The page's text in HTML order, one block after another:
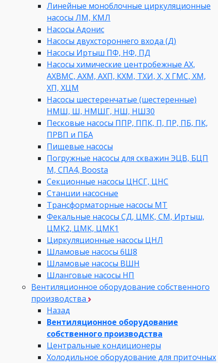
Линейные моноблочные циркуляционные
насосы ЛМ, КМЛ
Насосы Адонис
Насосы двухстороннего входа (Д)
Насосы Иртыш ПФ, НФ, ПД
Насосы химические центробежные АХ,
АХВМС, АХМ, АХП, КХМ, ТХИ, Х, Х ГМС, ХМ,
ХП, ХЦМ
Насосы шестеренчатые (шестеренные)
НМШ, Ш, НМШГ, НШ, НШ30
Песковые насосы ППР, ППК, П, ПР, ПБ, ПК,
ПРВП и ПБА
Пищевые насосы
Погружные насосы для скважин ЭЦВ, БЦП
М, СПА4, Boosta
Секционные насосы ЦНСГ, ЦНС
Станции насосные
Трансформаторные насосы МТ
Фекальные насосы СД, ЦМК, СМ, Иртыш,
ЦМК2, ЦМК, ЦМК1
Циркуляционные насосы ЦНЛ
Шламовые насосы 6Ш8
Шламовые насосы ВШН
Шланговые насосы НП
Вентиляционное оборудование собственного
производства
Назад
Вентиляционное оборудование
собственного производства
Центральные кондиционеры
Холодильное оборудование для приточных